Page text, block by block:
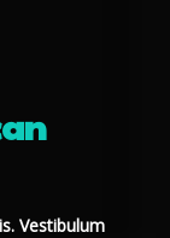
Vestibulum